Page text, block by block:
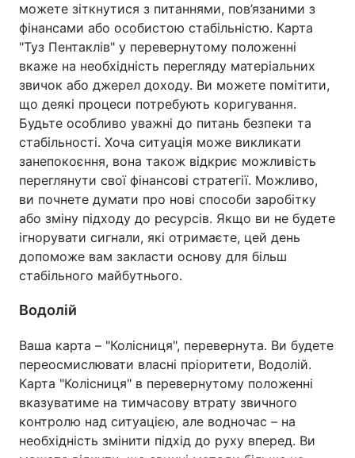
можете зіткнутися з питаннями, пов’язаними з
фінансами або особистою стабільністю. Карта
"Туз Пентаклів" у перевернутому положенні
вкаже на необхідність перегляду матеріальних
звичок або джерел доходу. Ви можете помітити,
що деякі процеси потребують коригування.
Будьте особливо уважні до питань безпеки та
стабільності. Хоча ситуація може викликати
занепокоєння, вона також відкриє можливість
переглянути свої фінансові стратегії. Можливо,
ви почнете думати про нові способи заробітку
або зміну підходу до ресурсів. Якщо ви не будете
ігнорувати сигнали, які отримаєте, цей день
допоможе вам закласти основу для більш
стабільного майбутнього.
Водолій
Ваша карта – "Колісниця", перевернута. Ви будете
переосмислювати власні пріоритети, Водолій.
Карта "Колісниця" в перевернутому положенні
вказуватиме на тимчасову втрату звичного
контролю над ситуацією, але водночас – на
необхідність змінити підхід до руху вперед. Ви